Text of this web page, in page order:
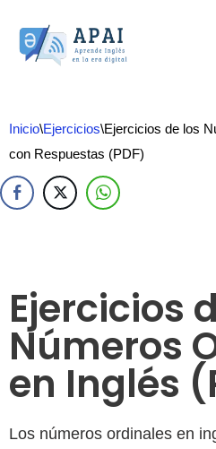
Saltar
Inicio\Ejercicios\Ejercicios de los
con Respuestas (PDF)
Ejercicios
Números
en Inglés
Los números ordinales en